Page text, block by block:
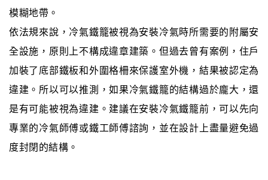
模糊地帶。
依法規來說，冷氣鐵籠被視為安裝冷氣時所需要的附屬安
全設施，原則上不構成違章建築。但過去曾有案例，住戶
加裝了底部鐵板和外圍格柵來保護室外機，結果被認定為
違建。所以可以推測，如果冷氣鐵籠的結構過於龐大，還
是有可能被視為違建。建議在安裝冷氣鐵籠前，可以先向
專業的冷氣師傅或鐵工師傅諮詢，並在設計上盡量避免過
度封閉的結構。